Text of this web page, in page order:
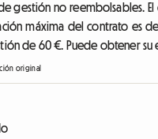
gestión no reembolsables.
máxima del contrato es
de 60 €. Puede obtener
original